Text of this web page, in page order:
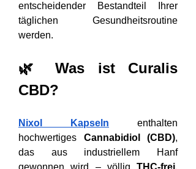
entscheidender Bestandteil Ihrer
täglichen Gesundheitsroutine
werden.
🌿 Was ist Curalis
CBD?
Nixol Kapseln enthalten
hochwertiges Cannabidiol (CBD),
das aus industriellem Hanf
gewonnen wird – völlig THC-frei,